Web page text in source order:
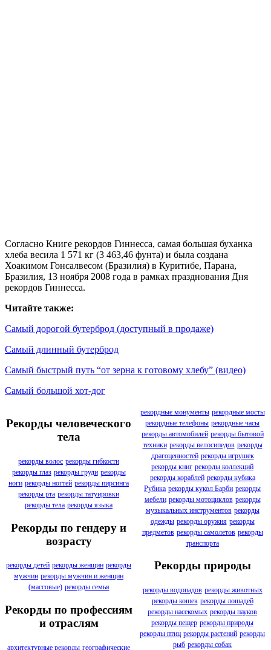
Согласно Книге рекордов Гиннесса, самая большая буханка
хлеба весила 1 571 кг (3 463,46 фунта) и была создана
Хоакимом Гонсалвесом (Бразилия) в Куритибе, Парана,
Бразилия, 13 ноября 2008 года в рамках празднования Дня
рекордов Гиннесса.
Читайте также:
Самый дорогой бутерброд (доступный в продаже)
Самый длинный бутерброд
Самый быстрый путь “от зерна к готовому хлебу” (видео)
Самый большой хот-дог
Рекорды человеческого
тела
рекорды волос рекорды гибкости
рекорды глаз рекорды груди рекорды
ноги рекорды ногтей рекорды пирсинга
рекорды рта рекорды татуировки
рекорды тела рекорды языка
Рекорды по гендеру и
возрасту
рекорды детей рекорды женщин рекорды
мужчин рекорды мужчин и женщин
(массовые) рекорды семья
Рекорды по профессиям
и отраслям
архитектурные рекорды географические
рекордные монументы рекордные мосты
рекордные телефоны рекордные часы
рекорды автомобилей рекорды бытовой
техники рекорды велосипедов рекорды
драгоценностей рекорды игрушек
рекорды книг рекорды коллекций
рекорды кораблей рекорды кубика
Рубика рекорды кукол Барби рекорды
мебели рекорды мотоциклов рекорды
музыкальных инструментов рекорды
одежды рекорды оружия рекорды
предметов рекорды самолетов рекорды
транспорта
Рекорды природы
рекорды водопадов рекорды животных
рекорды кошек рекорды лошадей
рекорды насекомых рекорды пауков
рекорды пещер рекорды природы
рекорды птиц рекорды растений рекорды
рыб рекорды собак